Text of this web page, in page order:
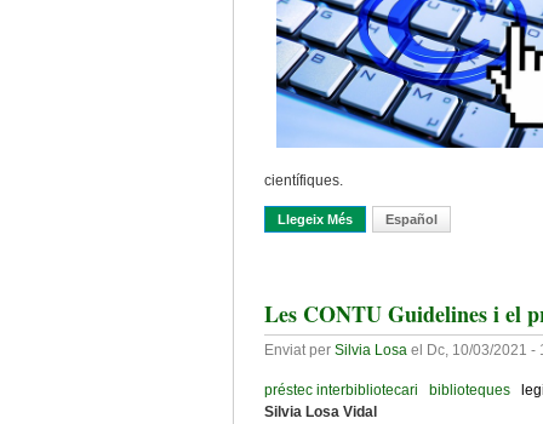
científiques.
Llegeix Més Sobre Seminari Sobre
Español
Les CONTU Guidelines i el
Enviat per Silvia Losa el Dc, 10/03/2021 -
préstec interbibliotecari biblioteques
Silvia Losa Vidal